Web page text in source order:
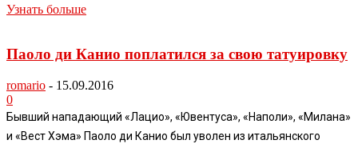
Узнать больше
Паоло ди Канио поплатился за свою татуировку
romario - 15.09.2016
0
Бывший нападающий «Лацио», «Ювентуса», «Наполи», «Милана»
и «Вест Хэма» Паоло ди Канио был уволен из итальянского